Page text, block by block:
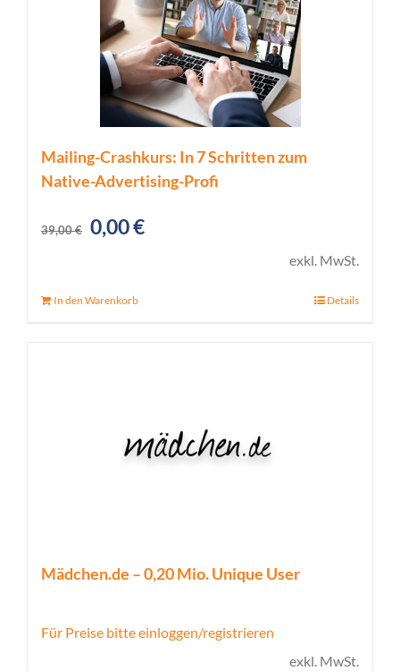
Mailing-Crashkurs: In 7 Schritten zum
Native-Advertising-Profi
39,00€ Ursprünglicher
0,00€Aktueller
exkl. MwSt.
In den Warenkorb Details
Mädchen.de – 0,20 Mio. Unique User
Für Preise bitte einloggen/registrieren
exkl. MwSt.